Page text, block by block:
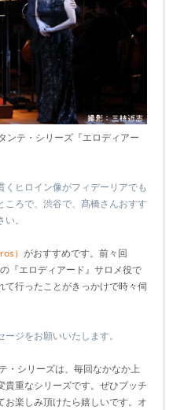
ンテ・シリーズ『エロディアー
ヒロイン像がフィデーリアでも
ろで、渋谷で、髙橋さんおすす
。
） がおすすめです。前々回
『エロディアード』サロメ役で
行ったことがきっかけで時々伺
ジをお願いいたします。
・シリーズは、毎回なかなか上
重なシリーズです。ぜひプッチ
お楽しみ頂けたら嬉しいです。オ